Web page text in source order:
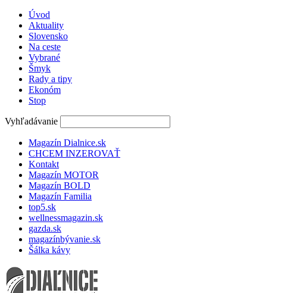
Úvod
Aktuality
Slovensko
Na ceste
Vybrané
Šmyk
Rady a tipy
Ekonóm
Stop
Vyhľadávanie
Magazín Dialnice.sk
CHCEM INZEROVAŤ
Kontakt
Magazín MOTOR
Magazín BOLD
Magazín Familia
top5.sk
wellnessmagazin.sk
gazda.sk
magazínbývanie.sk
Šálka kávy